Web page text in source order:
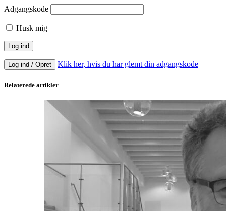
Adgangskode
Husk mig
Log ind / Opret Klik her, hvis du har glemt din adgangskode
Relaterede artikler